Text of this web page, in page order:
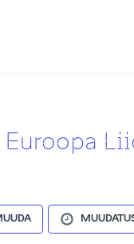
Euroopa